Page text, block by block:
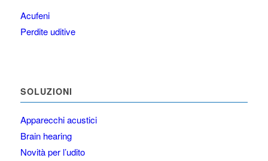
Acufeni
Perdite uditive
SOLUZIONI
Apparecchi acustici
Brain hearing
Novità per l’udito